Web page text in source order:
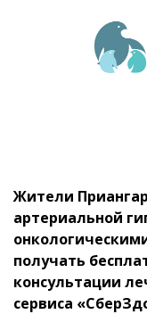
Жители
артериальной
получать
консультации
сервиса